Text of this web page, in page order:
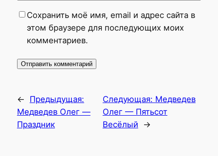
Сохранить моё имя, email и адрес сайта в
этом браузере для последующих моих
комментариев.
←
Предыдущая:
Медведев Олег —
Праздник
Следующая: Медведев
Олег — Пятьсот
Весёлый
→